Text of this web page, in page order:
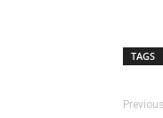
TAGS